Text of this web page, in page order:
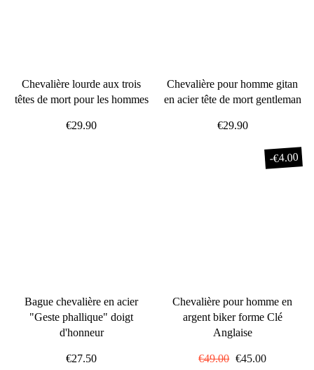
Chevalière lourde aux trois
têtes de mort pour les hommes
€29.90
Chevalière pour homme gitan
en acier tête de mort gentleman
€29.90
Bague chevalière en acier
"Geste phallique" doigt
d'honneur
€27.50
-€4.00
Chevalière pour homme en
argent biker forme Clé
Anglaise
Prix
€49.00 Prix
€45.00